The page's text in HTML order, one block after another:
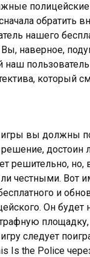
обратить
нашего
наверное,
наш
который
вы должны
достоин
решительно,
честными. Вот
и
Он
следует
Is the Police